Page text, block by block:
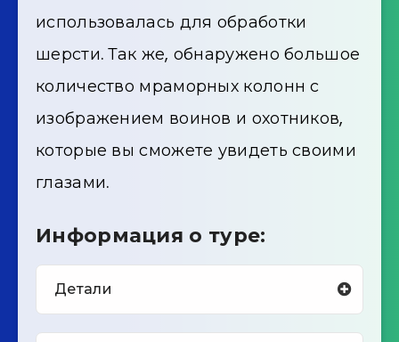
использовалась для обработки
шерсти. Так же, обнаружено большое
количество мраморных колонн с
изображением воинов и охотников,
которые вы сможете увидеть своими
глазами.
Информация о туре:
Детали